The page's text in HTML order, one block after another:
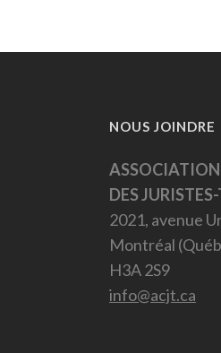
NOUS JOINDRE
DES
2021, avenue
Montréal
H3A 2S9
info@acjt.ca